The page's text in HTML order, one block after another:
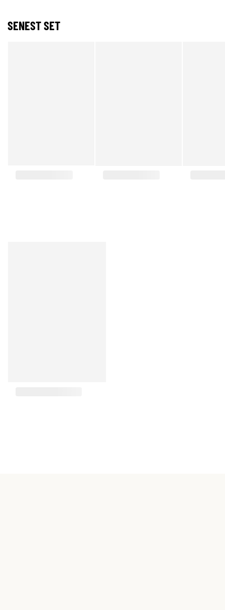
SENEST SET